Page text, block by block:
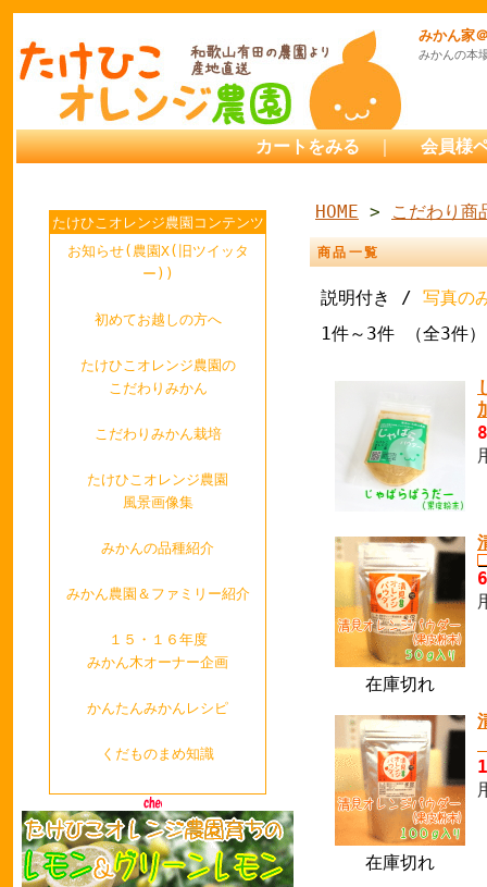
みかん家
みかんの本
カートをみる ｜ 会員様
たけひこオレンジ農園コンテンツ
お知らせ(農園X(旧ツイッタ
ー))
初めてお越しの方へ
たけひこオレンジ農園の
こだわりみかん
こだわりみかん栽培
たけひこオレンジ農園
風景画像集
みかんの品種紹介
みかん農園＆ファミリー紹介
１５・１６年度
みかん木オーナー企画
かんたんみかんレシピ
くだものまめ知識
HOME > こだわり商
商品一覧
説明付き / 写真の
1件～3件 （全3件）
在庫切れ
在庫切れ